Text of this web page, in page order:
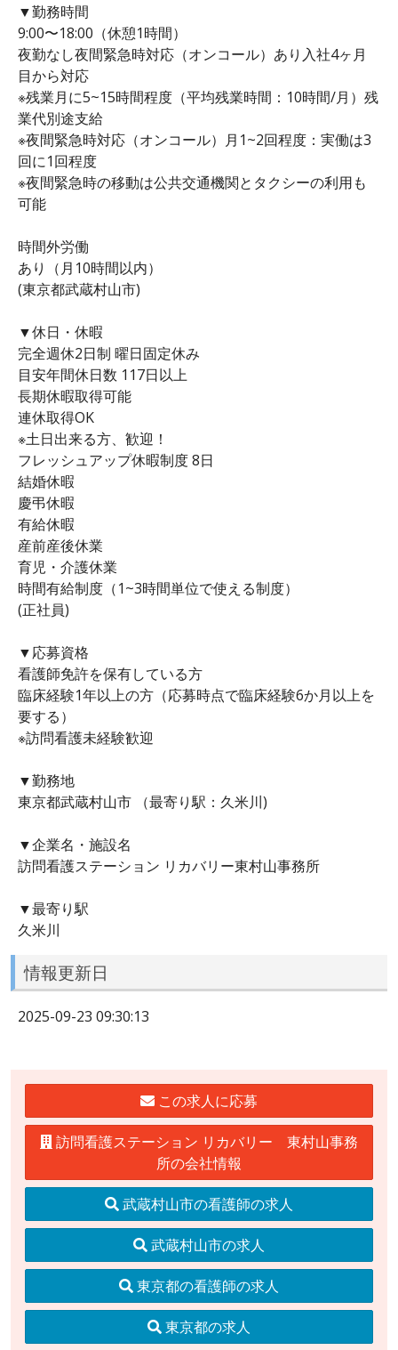
▼勤務時間
9:00〜18:00（休憩1時間）
夜勤なし夜間緊急時対応（オンコール）あり入社4ヶ月
目から対応
※残業月に5~15時間程度（平均残業時間：10時間/月）残
業代別途支給
※夜間緊急時対応（オンコール）月1~2回程度：実働は3
回に1回程度
※夜間緊急時の移動は公共交通機関とタクシーの利用も
可能
時間外労働
あり（月10時間以内）
(東京都武蔵村山市)
▼休日・休暇
完全週休2日制 曜日固定休み
目安年間休日数 117日以上
長期休暇取得可能
連休取得OK
※土日出来る方、歓迎！
フレッシュアップ休暇制度 8日
結婚休暇
慶弔休暇
有給休暇
産前産後休業
育児・介護休業
時間有給制度（1~3時間単位で使える制度）
(正社員)
▼応募資格
看護師免許を保有している方
臨床経験1年以上の方（応募時点で臨床経験6か月以上を
要する）
※訪問看護未経験歓迎
▼勤務地
東京都武蔵村山市 （最寄り駅：久米川)
▼企業名・施設名
訪問看護ステーション リカバリー東村山事務所
▼最寄り駅
久米川
情報更新日
2025-09-23 09:30:13
この求人に応募
訪問看護ステーション リカバリー 東村山事務
所の会社情報
武蔵村山市の看護師の求人
武蔵村山市の求人
東京都の看護師の求人
東京都の求人